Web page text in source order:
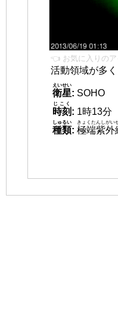
👈 お気に入りのア
活動領域が多
衛星
えいせい
: SOHO
時刻
じこく
: 1時13分
種類
しゅるい
: 極端紫外
きょくたんしがい